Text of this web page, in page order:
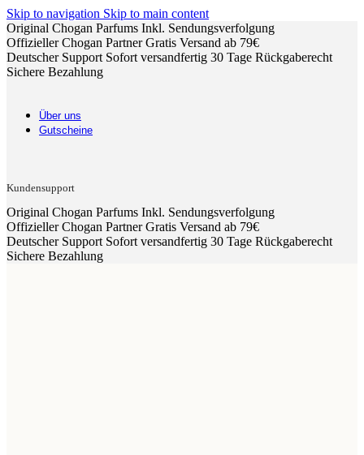
Skip to navigation Skip to main content
Original Chogan Parfums Inkl. Sendungsverfolgung
Offizieller Chogan PartnerGratis Versand ab 79€
Deutscher Support Sofort versandfertig 30 Tage Rückgaberecht
Sichere Bezahlung
Über uns
Gutscheine
Kundensupport
Original Chogan Parfums Inkl. Sendungsverfolgung
Offizieller Chogan PartnerGratis Versand ab 79€
Deutscher Support Sofort versandfertig 30 Tage Rückgaberecht
Sichere Bezahlung